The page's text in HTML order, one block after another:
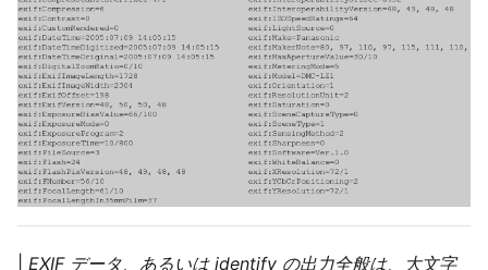
EXIF データ、あるいは identify の出力全般は、大文字